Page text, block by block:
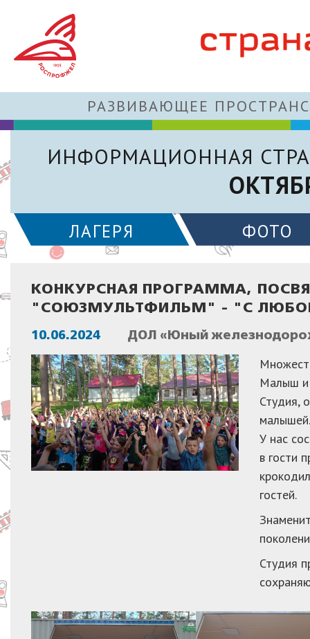
РАЗВИВАЮЩЕЕ
ИНФОРМАЦИОННАЯ
ЛАГЕРЯ ФОТО
КОНКУРСНАЯ ПРОГРАММА,
"СОЮЗМУЛЬТФИЛЬМ" - "С
10.06.2024 ДОЛ «Юный
Малыш и
Студия,
У нас
в гости
гостей.
Студия